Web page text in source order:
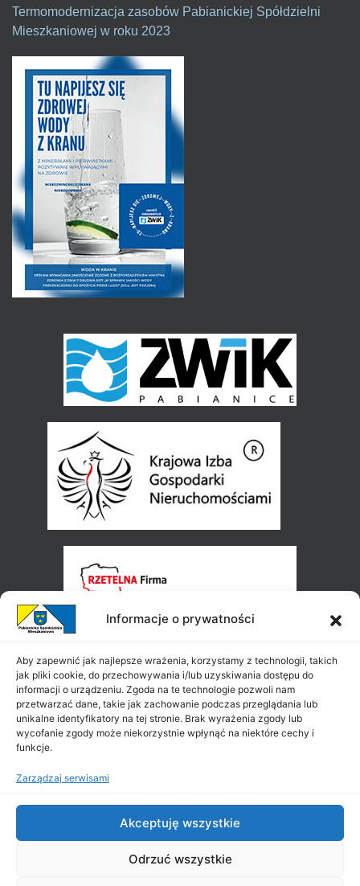
Informacje o prywatności
Aby zapewnić jak najlepsze wrażenia, korzystamy z technologii, takich
jak pliki cookie, do przechowywania i/lub uzyskiwania dostępu do
informacji o urządzeniu. Zgoda na te technologie pozwoli nam
przetwarzać dane, takie jak zachowanie podczas przeglądania lub
unikalne identyfikatory na tej stronie. Brak wyrażenia zgody lub
wycofanie zgody może niekorzystnie wpłynąć na niektóre cechy i
funkcje.
Zarządzaj serwisami
Akceptuję wszystkie
Odrzuć wszystkie
Termomodernizacja zasobów Pabianickiej Spółdzielni
Mieszkaniowej w roku 2023